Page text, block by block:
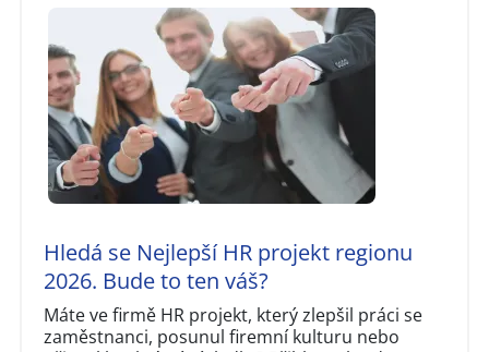
Hledá se Nejlepší HR projekt regionu
2026. Bude to ten váš?
Máte ve firmě HR projekt, který zlepšil práci se
zaměstnanci, posunul firemní kulturu nebo